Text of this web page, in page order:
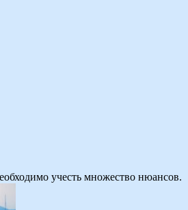
учесть множество нюансов.